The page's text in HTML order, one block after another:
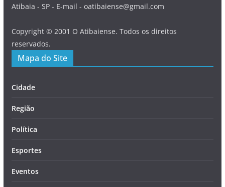
Atibaia - SP - E-mail - oatibaiense@gmail.com
Copyright © 2001 O Atibaiense. Todos os direitos
reservados.
Mapa do Site
Cidade
Região
Política
Esportes
Eventos